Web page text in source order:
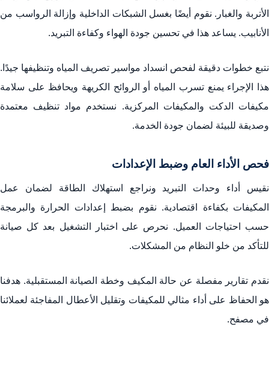
الأتربة والغبار. نقوم أيضًا بغسل الشبكات الداخلية وإزالة الرواسب من
الأنابيب. يساعد هذا في تحسين جودة الهواء وكفاءة التبريد.
نتبع خطوات دقيقة لفحص انسداد مواسير تصريف المياه وتنظيفها جيدًا.
هذا الإجراء يمنع تسرب المياه أو الروائح الكريهة ويحافظ على سلامة
مكيفات الدكت والمكيفات المركزية. نستخدم مواد تنظيف معتمدة
وصديقة للبيئة لضمان جودة الخدمة.
فحص الأداء العام وضبط الإعدادات
نقيس أداء وحدات التبريد ونراجع استهلاك الطاقة لضمان عمل
المكيفات بكفاءة اقتصادية. نقوم بضبط إعدادات الحرارة والبرمجة
حسب احتياجات العميل. نحرص على اختبار التشغيل بعد كل صيانة
للتأكد من خلو النظام من المشكلات.
نقدم تقارير مفصلة عن حالة المكيف وخطة الصيانة المستقبلية. هدفنا
هو الحفاظ على أداء مثالي للمكيفات وتقليل الأعطال المفاجئة لعملائنا
في مصفح.